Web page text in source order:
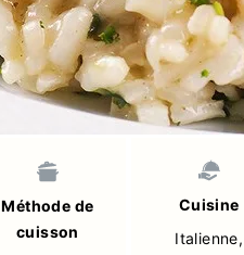
Méthode de
cuisson
Cuisine
Italienne,